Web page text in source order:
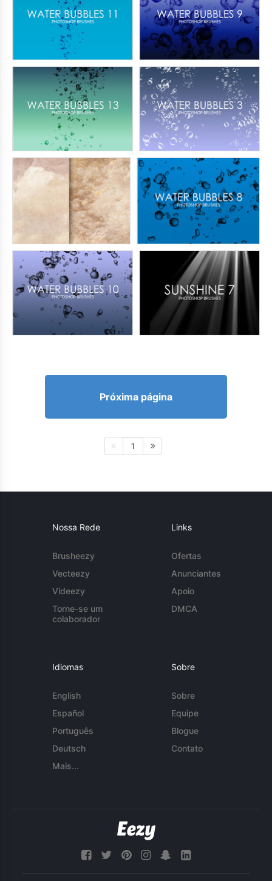
Próxima página
1
Nossa Rede
Brusheezy
Vecteezy
Videezy
Torne-se um
colaborador
Links
Ofertas
Anunciantes
Apoio
DMCA
Idiomas
English
Español
Português
Deutsch
Mais...
Sobre
Sobre
Equipe
Blogue
Contato